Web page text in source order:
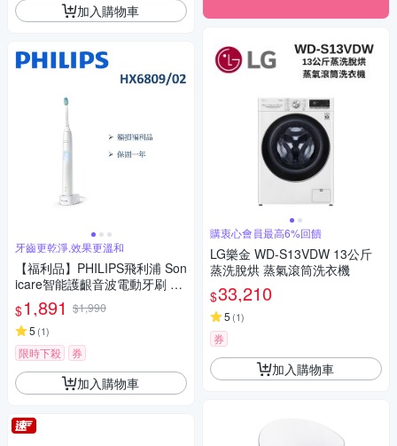
加入購物車
牙齒更乾淨,效果更溫和
【福利品】PHILIPS飛利浦 Son
icare智能護齦音波電動牙刷 HX
6809/02 (一年保固)
$1,891 $1,990
5 (1)
限時下殺 券
加入購物車
購衷心會員最高6%回饋
LG樂金 WD-S13VDW 13公斤
蒸洗脫烘 蒸氣滾筒洗衣機
$33,210
5 (1)
券
加入購物車